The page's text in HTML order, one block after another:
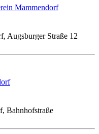
Mammendorf
Augsburger Straße 12
Bahnhofstraße